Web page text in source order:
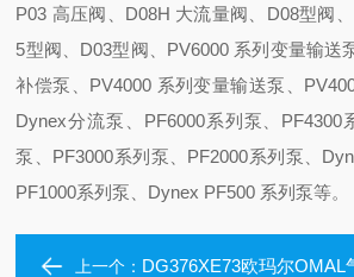
P03 高压阀、D08H 大流量阀、D08型阀
5型阀、D03型阀、PV6000 系列变量输送
补偿泵、PV4000 系列变量输送泵、
Dynex分流泵、PF6000系列泵、PF4300
泵、PF3000系列泵、PF2000系列泵、
PF1000系列泵、Dynex PF500 系列泵等。
上一个： DG376XE73欧玛尔OMAL气